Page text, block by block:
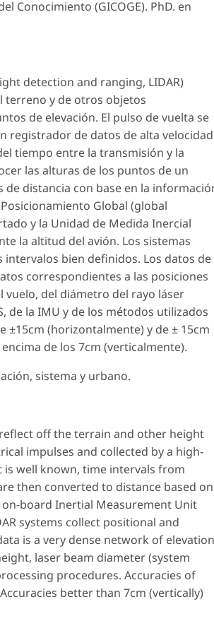
Conocimiento (GICOGE). PhD. en
detection and ranging, LIDAR)
terreno y de otros objetos
de elevación. El pulso de vuelta se
registrador de datos de alta
tiempo entre la transmisión y la
las alturas de los puntos de un
distancia con base en la
Global (global
y la Unidad de Medida Inercial
la altitud del avión. Los sistemas
intervalos bien definidos. Los datos de
correspondientes a las posiciones
vuelo, del diámetro del rayo láser
de la IMU y de los métodos utilizados
±15cm (horizontalmente) y de ± 15cm
de los 7cm (verticalmente).
sistema y urbano.
off the terrain and other height
impulses and collected by a high-
well known, time intervals from
then converted to distance based on
board Inertial Measurement Unit
systems collect positional and
is a very dense network of elevation
laser beam diameter (system
procedures. Accuracies of
better than 7cm (vertically)